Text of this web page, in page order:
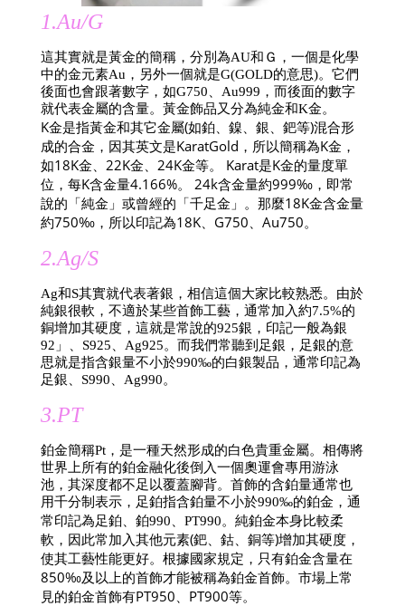
1.Au/G
這其實就是黃金的簡稱，分別為AU和Ｇ，一個是化學
中的金元素Au，另外一個就是G(GOLD的意思)。它們
後面也會跟著數字，如G750、Au999，而後面的數字
就代表金屬的含量。黃金飾品又分為純金和K金。
K金是指黃金和其它金屬(如鉑、鎳、銀、鈀等)混合形
成的合金，因其英文是KaratGold，所以簡稱為K金，
如18K金、22K金、24K金等。 Karat是K金的量度單
位，每K含金量4.166%。 24k含金量約999‰，即常
說的「純金」或曾經的「千足金」。那麼18K金含金量
約750‰，所以印記為18K、G750、Au750。
2.Ag/S
Ag和S其實就代表著銀，相信這個大家比較熟悉。由於
純銀很軟，不適於某些首飾工藝，通常加入約7.5%的
銅增加其硬度，這就是常說的925銀，印記一般為銀
92」、S925、Ag925。而我們常聽到足銀，足銀的意
思就是指含銀量不小於990‰的白銀製品，通常印記為
足銀、S990、Ag990。
3.PT
鉑金簡稱Pt，是一種天然形成的白色貴重金屬。相傳將
世界上所有的鉑金融化後倒入一個奧運會專用游泳
池，其深度都不足以覆蓋腳背。首飾的含鉑量通常也
用千分制表示，足鉑指含鉑量不小於990‰的鉑金，通
常印記為足鉑、鉑990、PT990。 純鉑金本身比較柔
軟，因此常加入其他元素(鈀、鈷、銅等)增加其硬度，
使其工藝性能更好。根據國家規定，只有鉑金含量在
850‰及以上的首飾才能被稱為鉑金首飾。市場上常
見的鉑金首飾有PT950、PT900等。